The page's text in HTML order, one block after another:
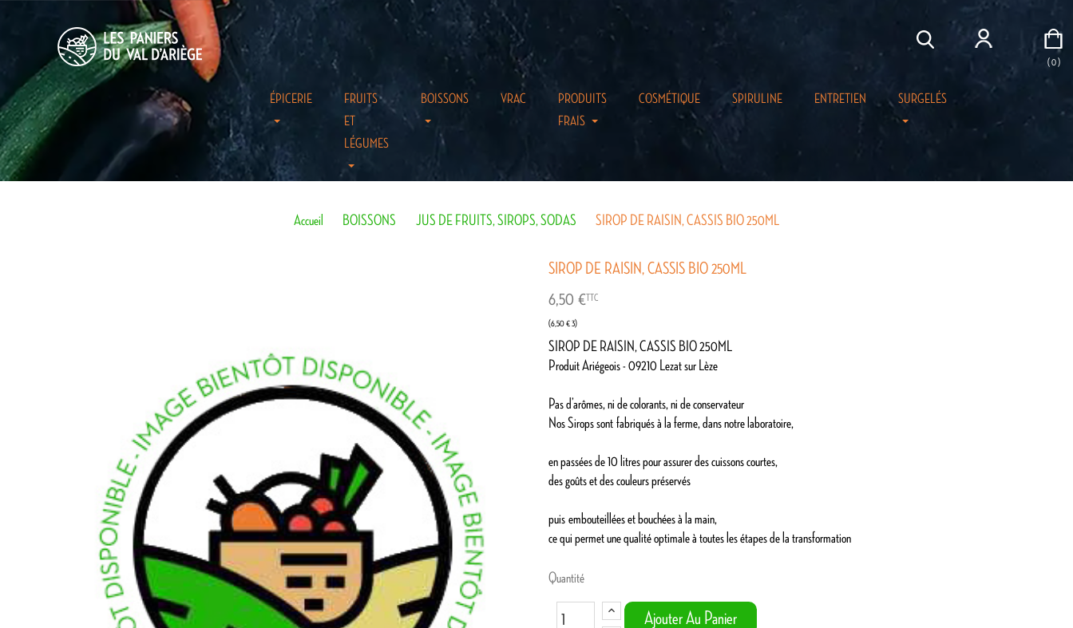
ÉPICERIE
FRUITS
ET
LÉGUMES
BOISSONS VRAC
PRODUITS
FRAIS
COSMÉTIQUE SPIRULINE ENTRETIEN SURGELÉS
( 0 )
Accueil BOISSONS JUS DE FRUITS, SIROPS, SODAS SIROP DE RAISIN, CASSIS BIO 250ML
SIROP DE RAISIN, CASSIS BIO 250ML
6,50 €
(6,50 € 3)
TTC
SIROP DE RAISIN, CASSIS BIO 250ML
Produit Ariégeois - 09210 Lezat sur Lèze
Pas d’arômes, ni de colorants, ni de conservateur
Nos Sirops sont fabriqués à la ferme, dans notre laboratoire,
en passées de 10 litres pour assurer des cuissons courtes,
des goûts et des couleurs préservés
puis embouteillées et bouchées à la main,
ce qui permet une qualité optimale à toutes les étapes de la transformation
Quantité
Ajouter Au Panier